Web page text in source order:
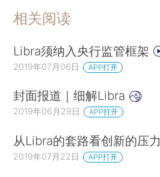
相关阅读
Libra须纳入央行监管框架
2019年07月06日 APP打开
封面报道｜细解Libra
2019年06月29日 APP打开
从Libra的套路看创新的压力
2019年07月22日 APP打开